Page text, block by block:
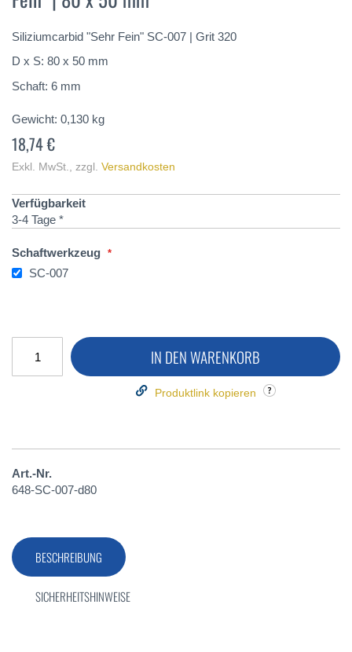
springen
Siliziumcarbid "Sehr Fein" SC-007 | Grit 320
D x S: 80 x 50 mm
Schaft: 6 mm
Gewicht: 0,130 kg
18,74 €
Exkl. MwSt. zzgl. Versandkosten
Verfügbarkeit
3-4 Tage *
Schaftwerkzeug
SC-007
IN DEN WARENKORB
Produktlink kopieren
Art.-Nr.
648-SC-007-d80
BESCHREIBUNG
SICHERHEITSHINWEISE